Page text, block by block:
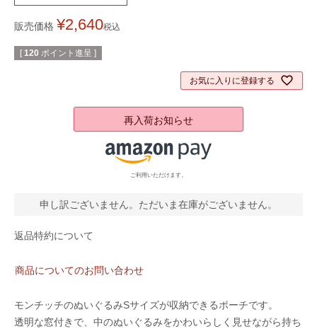
販売価格 ¥2,640税込
[ 120 ポイント進呈 ]
お気に入りに登録する
再入荷お知らせ
ご利用いただけます。
申し訳ございません。ただいま在庫がございません。
返品特約について
商品についてのお問い合わせ
モンチッチのぬいぐるみSサイズが収納できるポーチです。
透明な窓付きで、中のぬいぐるみをかわいらしく見せながら持ち